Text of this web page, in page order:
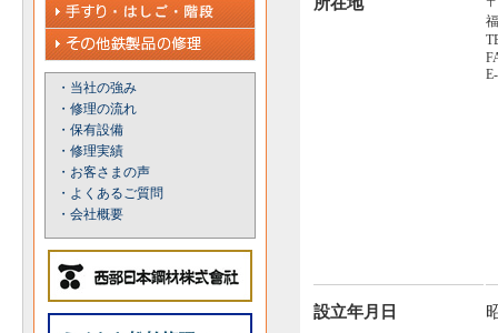
・当社の強み
・修理の流れ
・保有設備
・修理実績
・お客さまの声
・よくあるご質問
・会社概要
設立年月日